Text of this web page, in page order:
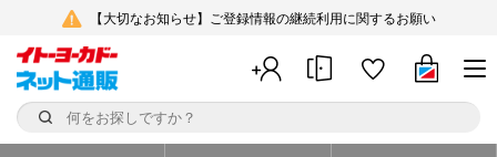
【大切なお知らせ】ご登録情報の継続利用に関するお願い